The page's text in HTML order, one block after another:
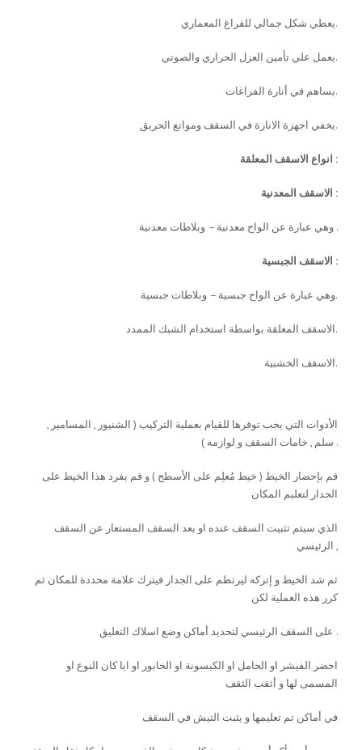
يعطي شكل جمالي للفراغ المعماري.
يعمل علي تأمين العزل الحراري والصوتي.
يساهم في أنارة الفراغات.
يخفي اجهزة الانارة في السقف وموانع الحريق.
انواع الاسقف المعلقة :
الاسقف المعدنية :
وهي عبارة عن الواح معدنية – وبلاطات معدنية .
الاسقف الجبسية :
وهي عبارة عن الواح جبسية – وبلاطات جبسية.
الاسقف المعلقة بواسطة استخدام الشبك الممدد.
الاسقف الخشبية.
سلم , خامات السقف و لوازمه ) .
الجدار لتعليم المكان
الذي سيتم تثبيت السقف عنده او بعد السقف المستعار عن السقف
الرئيسي ,
ثم شد الخيط و إتركه ليرتطم على الجدار فيترك علامة محددة للمكان ثم
كرر هذه العملية لكن
على السقف الرئيسي لتحديد أماكن وضع اسلاك التعليق .
المسمى لها و أثقب الثقف
في أماكن تم تعليمها و يثبت التيش في السقف